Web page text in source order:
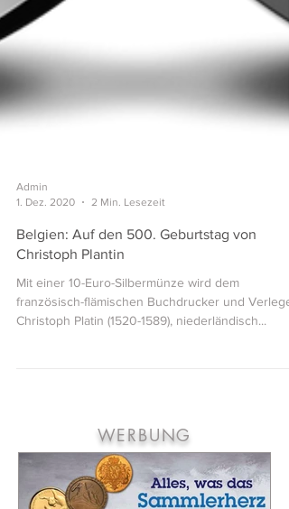
Admin
1. Dez. 2020
2 Min. Lesezeit
Belgien: Auf den 500. Geburtstag von
Christoph Plantin
WERBUNG